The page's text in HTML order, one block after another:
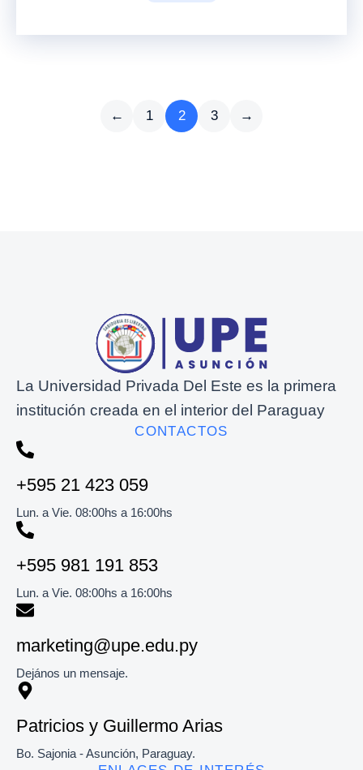
← 1 2 3 →
La Universidad Privada Del Este es la primera
institución creada en el interior del Paraguay
CONTACTOS
+595 21 423 059
Lun. a Vie. 08:00hs a 16:00hs
+595 981 191 853​
Lun. a Vie. 08:00hs a 16:00hs
marketing@upe.edu.py
Dejános un mensaje.
Patricios y Guillermo Arias
Bo. Sajonia - Asunción, Paraguay.